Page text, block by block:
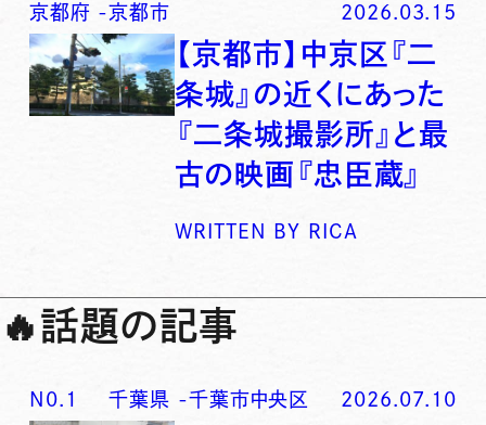
京都府 -京都市 2026.03.15
【京都市】中京区『二
条城』の近くにあった
『二条城撮影所』と最
古の映画『忠臣蔵』
WRITTEN BY RICA
🔥話題の記事
N0. 1 千葉県 -千葉市中央区 2026.07.10